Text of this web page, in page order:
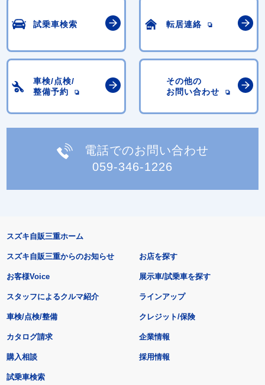
試乗車検索 転居連絡
車検/点検/
整備予約
その他の
お問い合わせ
電話でのお問い合わせ
059-346-1226
スズキ自販三重ホーム
スズキ自販三重からのお知らせ
お客様Voice
スタッフによるクルマ紹介
お店を探す
展示車/試乗車を探す
ラインアップ
車検/点検/整備 クレジット/保険
カタログ請求
購入相談
試乗車検索
企業情報
採用情報